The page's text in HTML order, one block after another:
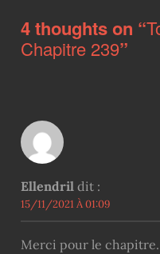
4 thoughts on “
Chapitre 239”
Ellendril dit :
15/11/2021 À 01:09
Merci pour le chapitre.